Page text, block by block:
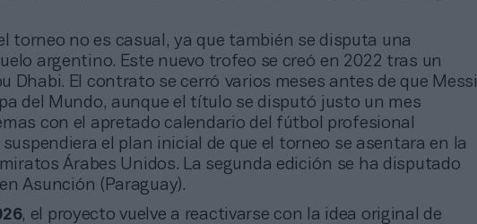
torneo no es casual, ya que también se disputa una
argentino. Este nuevo trofeo se creó en 2022 tras un
Dhabi. El contrato se cerró varios meses antes de que Messi
del Mundo, aunque el título se disputó justo un mes
con el apretado calendario del fútbol profesional
suspendiera el plan inicial de que el torneo se asentara en la
Árabes Unidos. La segunda edición se ha disputado
Asunción (Paraguay).
, el proyecto vuelve a reactivarse con la idea original de